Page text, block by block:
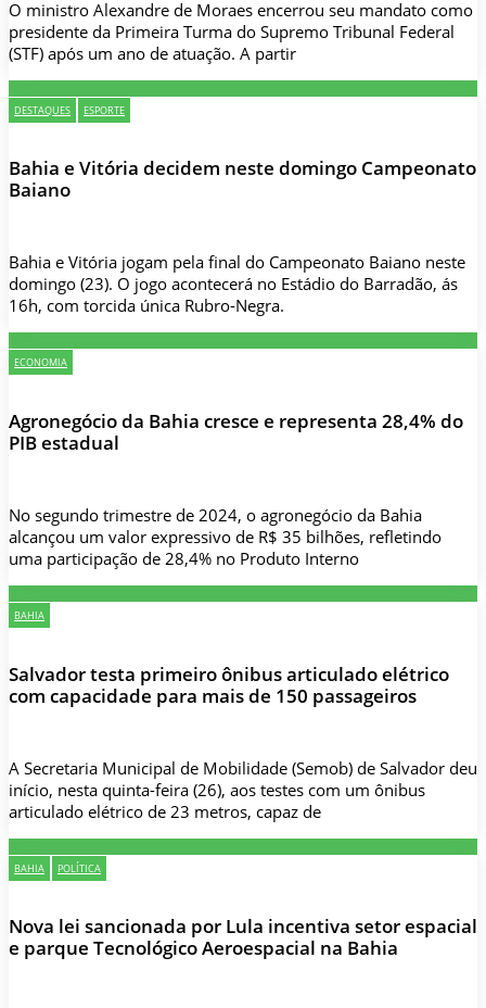
O ministro Alexandre de Moraes encerrou seu mandato como
presidente da Primeira Turma do Supremo Tribunal Federal
(STF) após um ano de atuação. A partir
DESTAQUES ESPORTE
Bahia e Vitória decidem neste domingo Campeonato
Baiano
Bahia e Vitória jogam pela final do Campeonato Baiano neste
domingo (23). O jogo acontecerá no Estádio do Barradão, ás
16h, com torcida única Rubro-Negra.
ECONOMIA
Agronegócio da Bahia cresce e representa 28,4% do
PIB estadual
No segundo trimestre de 2024, o agronegócio da Bahia
alcançou um valor expressivo de R$ 35 bilhões, refletindo
uma participação de 28,4% no Produto Interno
BAHIA
Salvador testa primeiro ônibus articulado elétrico
com capacidade para mais de 150 passageiros
A Secretaria Municipal de Mobilidade (Semob) de Salvador deu
início, nesta quinta-feira (26), aos testes com um ônibus
articulado elétrico de 23 metros, capaz de
BAHIA POLÍTICA
Nova lei sancionada por Lula incentiva setor espacial
e parque Tecnológico Aeroespacial na Bahia